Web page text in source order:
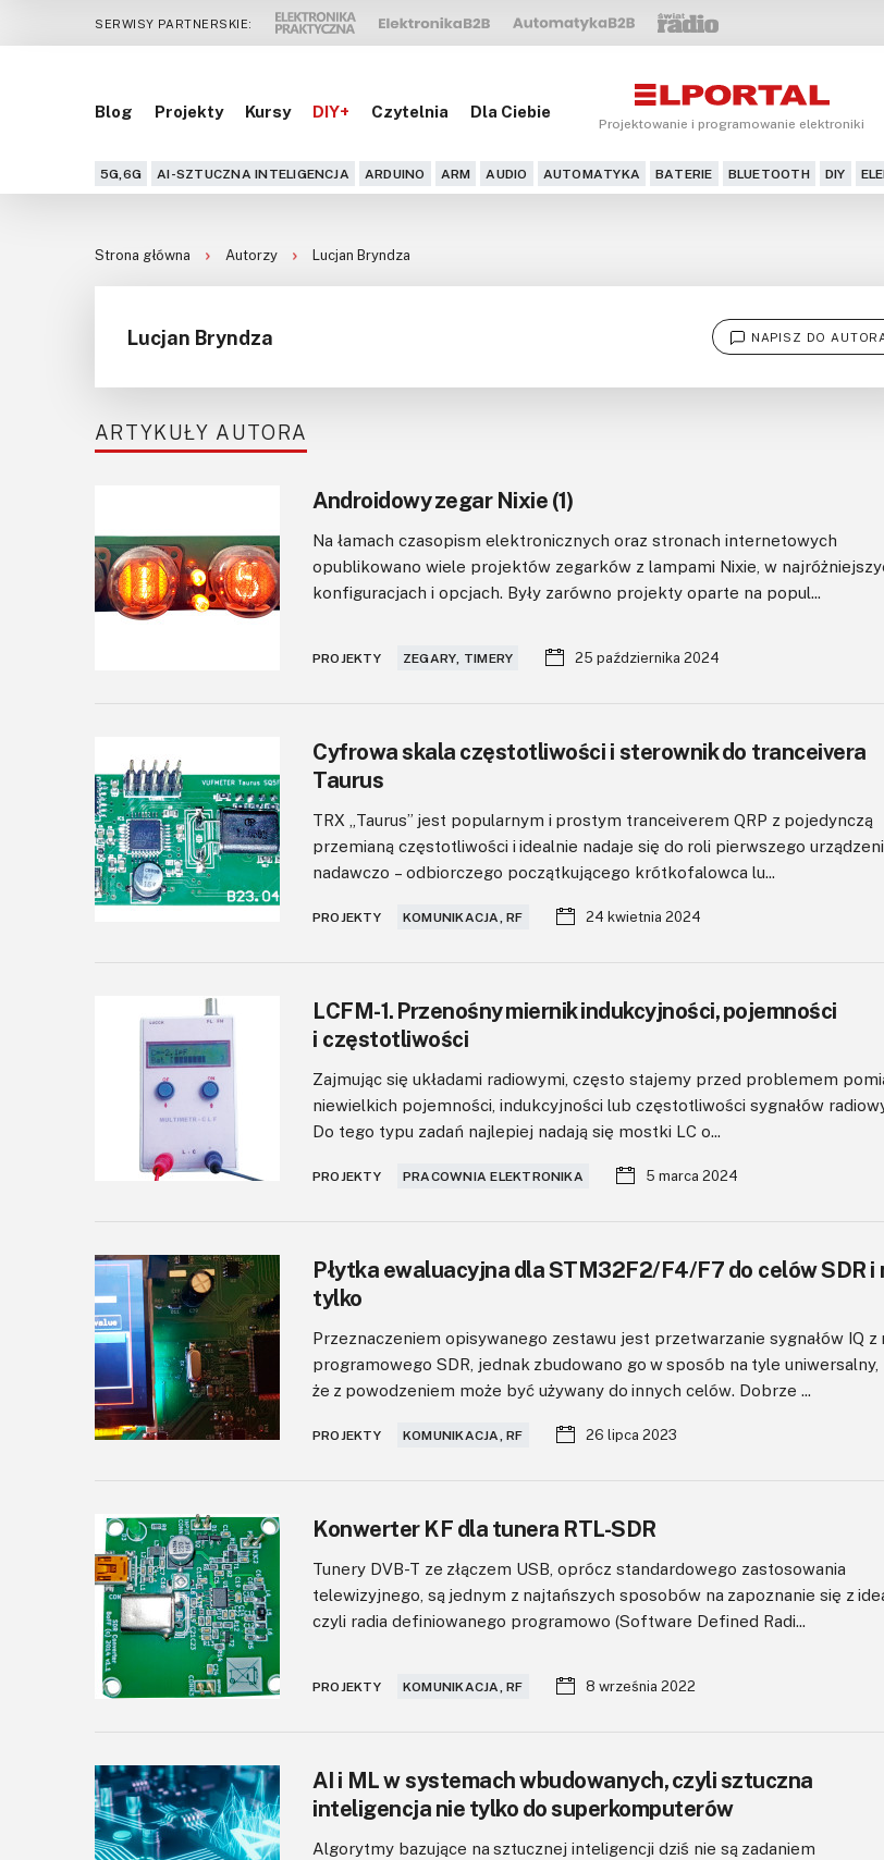
SERWISY PARTNERSKIE:
Blog Projekty Kursy DIY+ Czytelnia Dla Ciebie
Projektowanie i programowanie elektroniki
5G,6G AI-SZTUCZNA INTELIGENCJA ARDUINO ARM AUDIO AUTOMATYKA BATERIE BLUETOOTH DIY
Strona główna Autorzy Lucjan Bryndza
Lucjan Bryndza NAPISZ DO
ARTYKUŁY AUTORA
Androidowy zegar Nixie (1)
Na łamach czasopism elektronicznych oraz stronach internetowych
opublikowano wiele projektów zegarków z lampami Nixie, w
konfiguracjach i opcjach. Były zarówno projekty oparte na popul...
PROJEKTY ZEGARY, TIMERY 25 października 2024
Cyfrowa skala częstotliwości i sterownik do tranceivera
Taurus
TRX „Taurus” jest popularnym i prostym tranceiverem QRP z pojedynczą
przemianą częstotliwości i idealnie nadaje się do roli pierwszego
nadawczo – odbiorczego początkującego krótkofalowca lu...
PROJEKTY KOMUNIKACJA, RF 24 kwietnia 2024
LCFM-1. Przenośny miernik indukcyjności, pojemności
i częstotliwości
Zajmując się układami radiowymi, często stajemy przed problemem
niewielkich pojemności, indukcyjności lub częstotliwości sygnałów
Do tego typu zadań najlepiej nadają się mostki LC o...
PROJEKTY PRACOWNIA ELEKTRONIKA 5 marca 2024
Płytka ewaluacyjna dla STM32F2/F4/F7 do celów SDR i
tylko
Przeznaczeniem opisywanego zestawu jest przetwarzanie sygnałów IQ z
programowego SDR, jednak zbudowano go w sposób na tyle uniwersalny,
że z powodzeniem może być używany do innych celów. Dobrze ...
PROJEKTY KOMUNIKACJA, RF 26 lipca 2023
Konwerter KF dla tunera RTL-SDR
Tunery DVB-T ze złączem USB, oprócz standardowego zastosowania
telewizyjnego, są jednym z najtańszych sposobów na zapoznanie się z
czyli radia definiowanego programowo (Software Defined Radi...
PROJEKTY KOMUNIKACJA, RF 8 września 2022
AI i ML w systemach wbudowanych, czyli sztuczna
inteligencja nie tylko do superkomputerów
Algorytmy bazujące na sztucznej inteligencji dziś nie są zadaniem